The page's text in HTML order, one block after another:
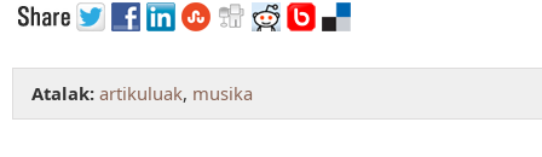
Atalak: artikuluak, musika